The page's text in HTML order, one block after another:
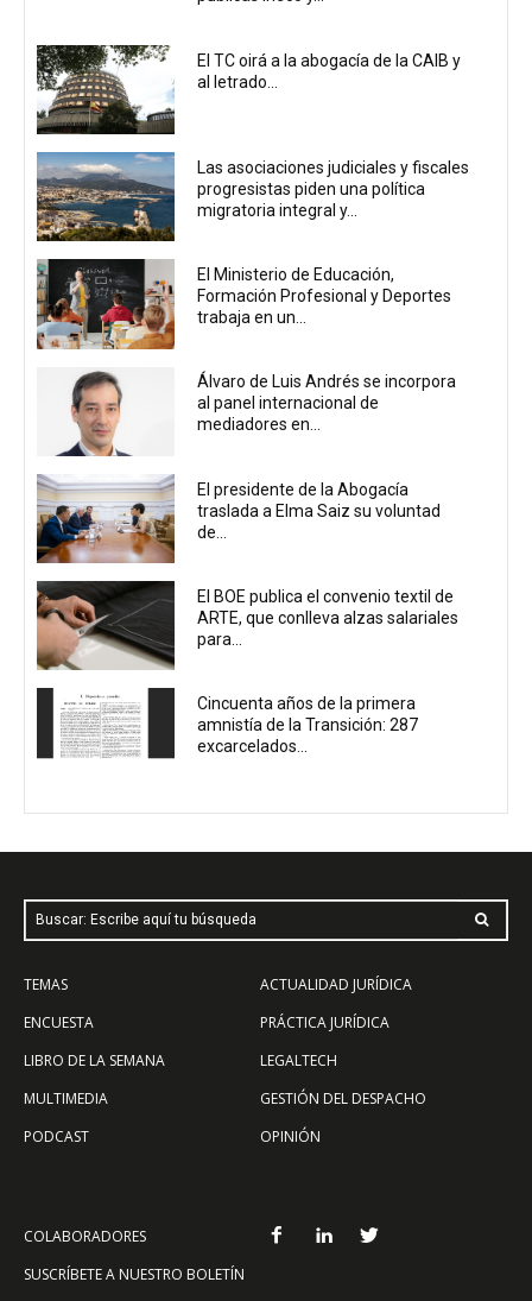
El TC oirá a la abogacía de la CAIB y
al letrado...
Las asociaciones judiciales y fiscales
progresistas piden una política
migratoria integral y...
El Ministerio de Educación,
Formación Profesional y Deportes
trabaja en un...
Álvaro de Luis Andrés se incorpora
al panel internacional de
mediadores en...
El presidente de la Abogacía
traslada a Elma Saiz su voluntad
de...
El BOE publica el convenio textil de
ARTE, que conlleva alzas salariales
para...
Cincuenta años de la primera
amnistía de la Transición: 287
excarcelados...
Buscar: Escribe aquí tu búsqueda
TEMAS
ENCUESTA
LIBRO DE LA SEMANA
MULTIMEDIA
PODCAST
ACTUALIDAD JURÍDICA
PRÁCTICA JURÍDICA
LEGALTECH
GESTIÓN DEL DESPACHO
OPINIÓN
COLABORADORES
SUSCRÍBETE A NUESTRO BOLETÍN